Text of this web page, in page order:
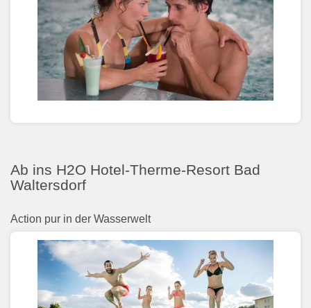
Ab ins H2O Hotel-Therme-Resort Bad
Waltersdorf
Action pur in der Wasserwelt